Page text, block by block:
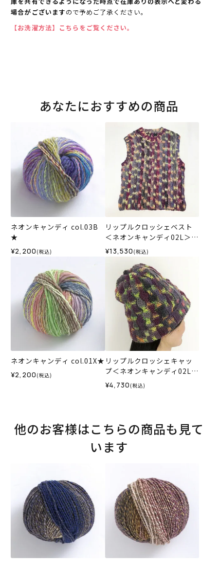
場合がございますので予めご了承ください。
【お洗濯方法】こちらをご覧ください。
あなたにおすすめの商品
ネオンキャンディ col.03B
★
¥2,200 (税込)
リップルクロッシェベスト
＜ネオンキャンディ02L＞
（編み物 材料セット）
¥13,530 (税込)
ネオンキャンディ col.01X★
¥2,200 (税込)
リップルクロッシェキャッ
プ＜ネオンキャンディ02L＞
（編み物 材料セット）
¥4,730 (税込)
他のお客様はこちらの商品も見て
います